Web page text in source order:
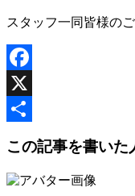
スタッフ一同皆様の
Facebook
X
この記事を書いた